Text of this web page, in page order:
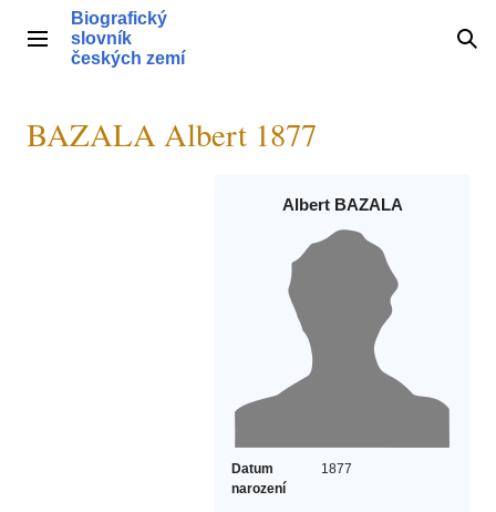
obsahHlavní menu
Biografický
slovník
českých zemí
BAZALA Albert 1877
Albert BAZALA
Datum
narození
1877